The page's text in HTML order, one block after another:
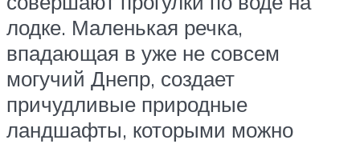
лодке. Маленькая речка,
впадающая в уже не совсем
могучий Днепр, создает
причудливые природные
ландшафты, которыми можно